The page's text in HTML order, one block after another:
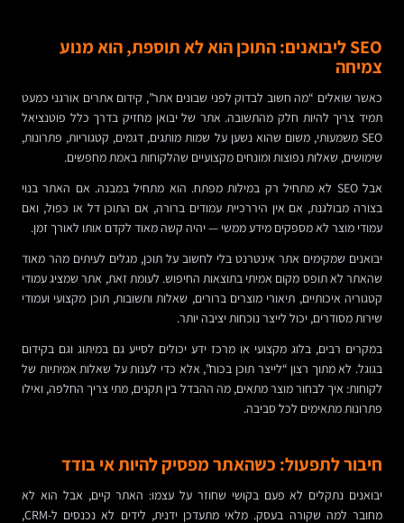
SEO ליבואנים: התוכן הוא לא תוספת, הוא מנוע
צמיחה
כאשר שואלים “מה חשוב לבדוק לפני שבונים אתר”, קידום אתרים אורגני כמעט
תמיד צריך להיות חלק מהתשובה. אתר של יבואן מחזיק בדרך כלל פוטנציאל
SEO משמעותי, משום שהוא נשען על שמות מותגים, דגמים, קטגוריות, פתרונות,
שימושים, שאלות נפוצות ומונחים מקצועיים שהלקוחות באמת מחפשים.
אבל SEO לא מתחיל רק במילות מפתח. הוא מתחיל במבנה. אם האתר בנוי
בצורה מבולגנת, אם אין היררכיית עמודים ברורה, אם התוכן דל או כפול, ואם
עמודי מוצר לא מספקים מידע ממשי — יהיה קשה מאוד לקדם אותו לאורך זמן.
יבואנים שמקימים אתר אינטרנט בלי לחשוב על תוכן, מגלים לעיתים מהר מאוד
שהאתר לא תופס מקום אמיתי בתוצאות החיפוש. לעומת זאת, אתר שמציג עמודי
קטגוריה איכותיים, תיאורי מוצרים ברורים, שאלות ותשובות, תוכן מקצועי ועמודי
שירות מסודרים, יכול לייצר נוכחות יציבה יותר.
במקרים רבים, בלוג מקצועי או מרכז ידע יכולים לסייע גם במיתוג וגם בקידום
בגוגל. לא מתוך רצון “לייצר תוכן בכוח”, אלא כדי לענות על שאלות אמיתיות של
לקוחות: איך לבחור מוצר מתאים, מה ההבדל בין תקנים, מתי צריך החלפה, ואילו
פתרונות מתאימים לכל סביבה.
חיבור לתפעול: כשהאתר מפסיק להיות אי בודד
יבואנים נתקלים לא פעם בקושי שחוזר על עצמו: האתר קיים, אבל הוא לא
מחובר למה שקורה בעסק. מלאי מתעדכן ידנית, לידים לא נכנסים ל-CRM,